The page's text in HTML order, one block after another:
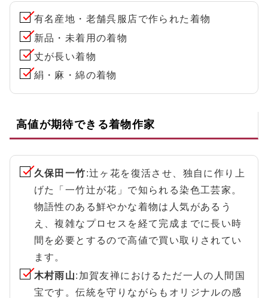
有名産地・老舗呉服店で作られた着物
新品・未着用の着物
丈が長い着物
絹・麻・綿の着物
高値が期待できる着物作家
久保田一竹:辻ヶ花を復活させ、独自に作り上
げた「一竹辻が花」で知られる染色工芸家。
物語性のある鮮やかな着物は人気があるう
え、複雑なプロセスを経て完成までに長い時
間を必要とするので高値で買い取りされてい
ます。
木村雨山:加賀友禅におけるただ一人の人間国
宝です。伝統を守りながらもオリジナルの感